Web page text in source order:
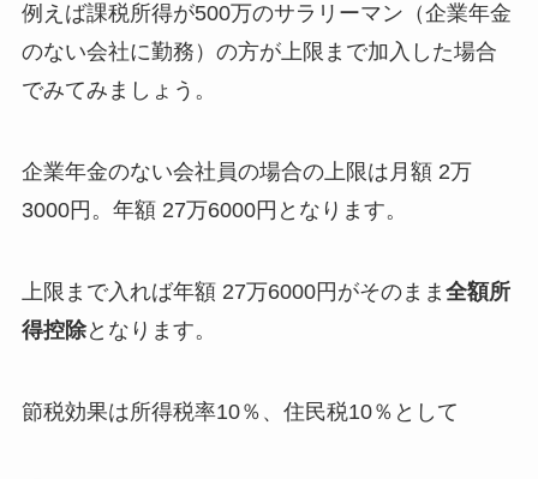
例えば課税所得が500万のサラリーマン（企業年金
のない会社に勤務）の方が上限まで加入した場合
でみてみましょう。
企業年金のない会社員の場合の上限は月額 2万
3000円。年額 27万6000円となります。
上限まで入れば年額 27万6000円がそのまま 全額所
得控除となります。
節税効果は所得税率10％、住民税10％として